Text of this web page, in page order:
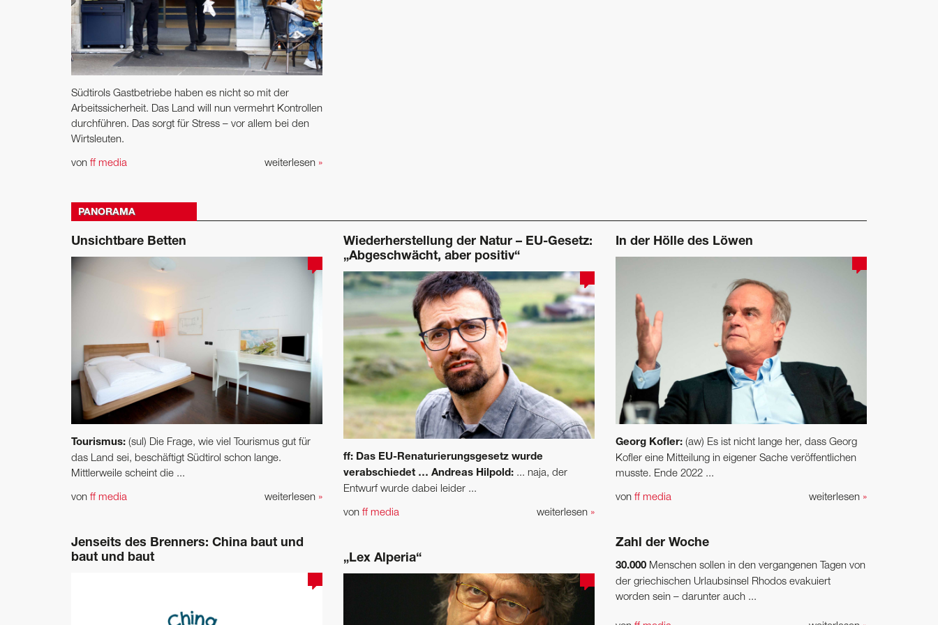
Südtirols Gastbetriebe haben es nicht so mit der
Arbeitssicherheit. Das Land will nun vermehrt Kontrollen
durchführen. Das sorgt für Stress – vor allem bei den
Wirtsleuten.
weiterlesen »
von ff media
PANORAMA
Unsichtbare Betten
Tourismus: (sul) Die Frage, wie viel Tourismus gut für
das Land sei, beschäftigt Südtirol schon lange.
Mittlerweile scheint die ...
weiterlesen »
von ff media
Jenseits des Brenners: China baut und
baut und baut
Wiederherstellung der Natur – EU-Gesetz:
„Abgeschwächt, aber positiv“
ff: Das EU-Renaturierungsgesetz wurde
verabschiedet … Andreas Hilpold: ... naja, der
Entwurf wurde dabei leider ...
weiterlesen »
von ff media
„Lex Alperia“
In der Hölle des Löwen
Georg Kofler: (aw) Es ist nicht lange her, dass Georg
Kofler eine Mitteilung in eigener Sache veröffentlichen
musste. Ende 2022 ...
weiterlesen »
von ff media
Zahl der Woche
30.000 Menschen sollen in den vergangenen Tagen von
der ­griechischen Urlaubsinsel Rhodos evakuiert
worden sein – ­darunter auch ...